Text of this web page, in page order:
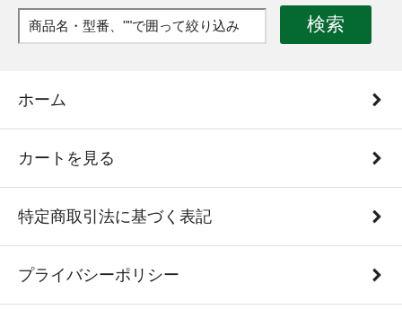
検索
ホーム
カートを見る
特定商取引法に基づく表記
プライバシーポリシー